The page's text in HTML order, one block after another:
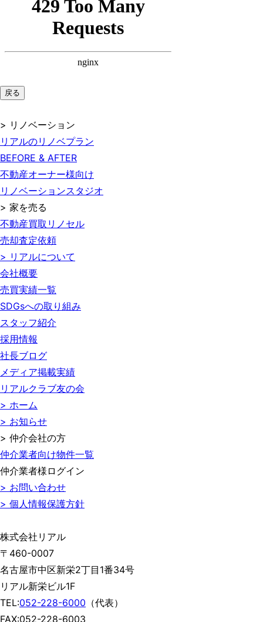
戻る
> リノベーション
リアルのリノベプラン
BEFORE & AFTER
不動産オーナー様向け
リノベーションスタジオ
> 家を売る
不動産買取リノセル
売却査定依頼
> リアルについて
会社概要
売買実績一覧
SDGsへの取り組み
スタッフ紹介
採用情報
社長ブログ
メディア掲載実績
リアルクラブ友の会
> ホーム
> お知らせ
> 仲介会社の方
仲介業者向け物件一覧
仲介業者様ログイン
> お問い合わせ
> 個人情報保護方針
株式会社リアル
〒460-0007
名古屋市中区新栄2丁目1番34号
リアル新栄ビル1F
TEL:052-228-6000 （代表）
FAX:052-228-6003